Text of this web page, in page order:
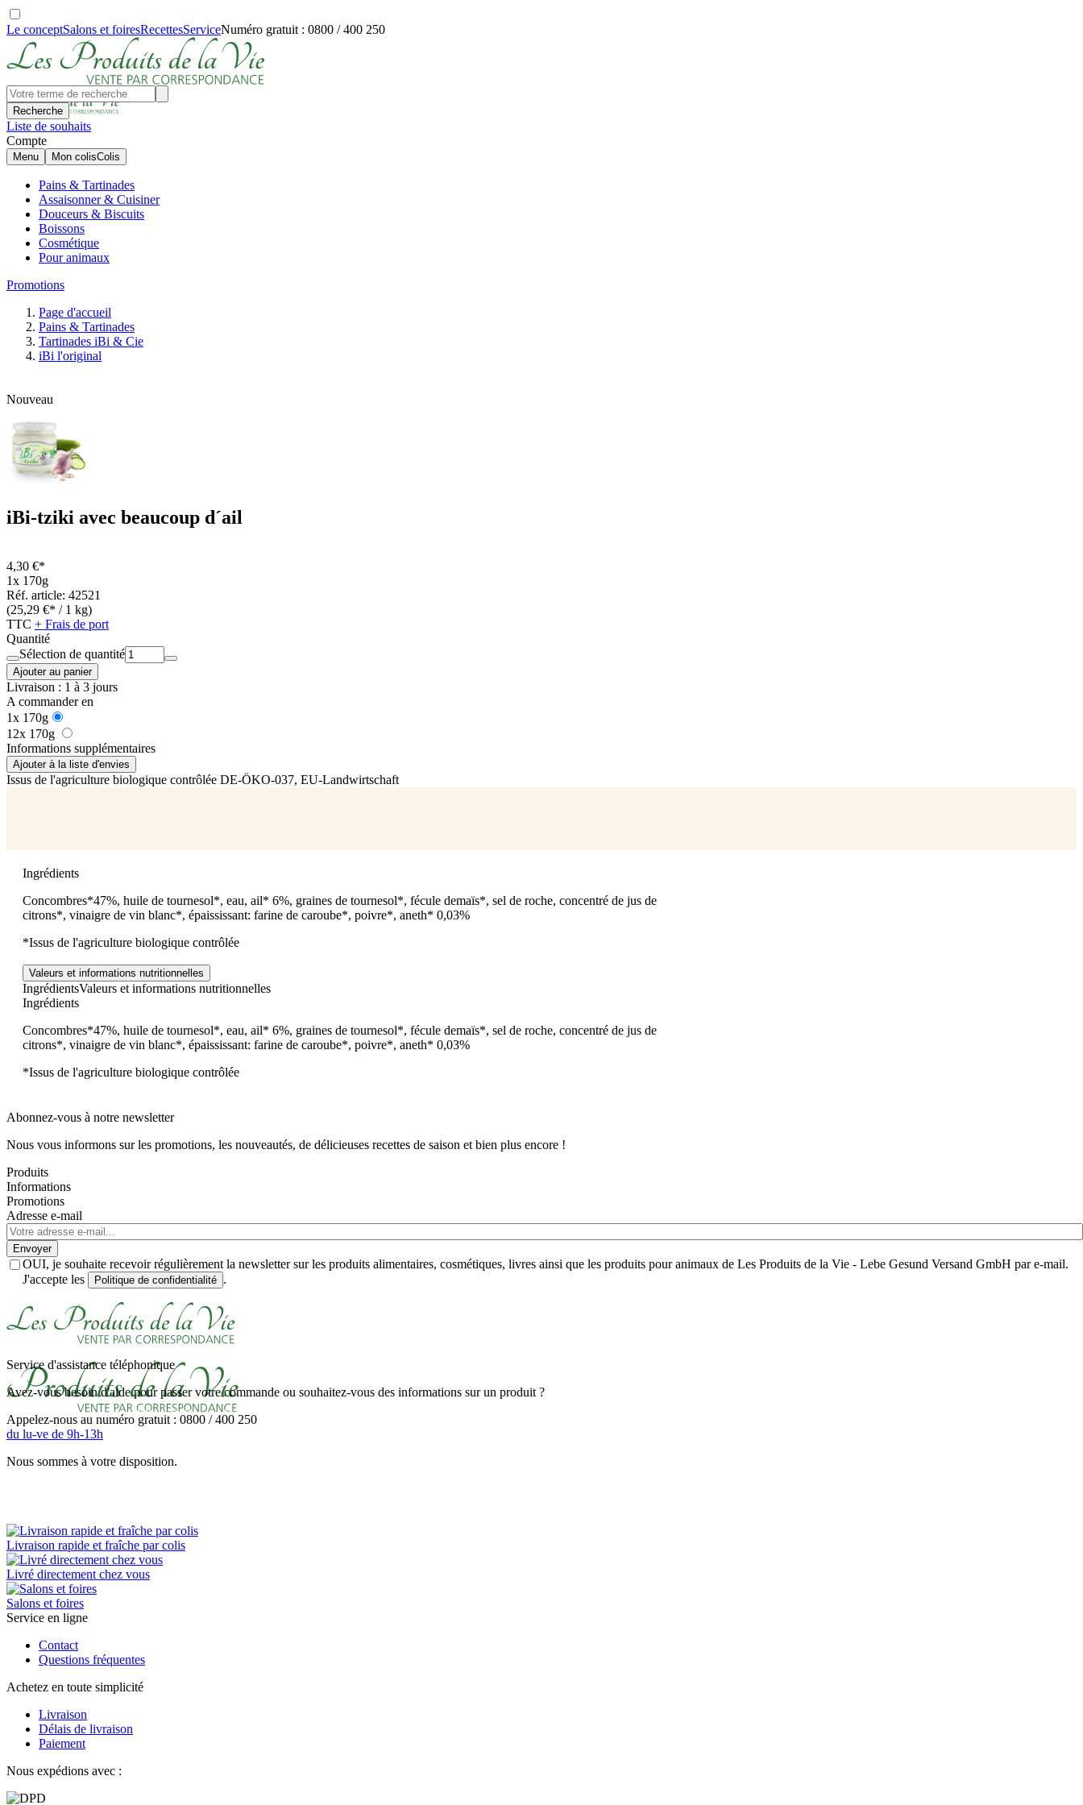
Le conceptSalons et foiresRecettesServiceNuméro gratuit : 0800 / 400 250
Recherche
Liste de souhaits
Compte
Menu Mon colisColis
Pains & Tartinades
Assaisonner & Cuisiner
Douceurs & Biscuits
Boissons
Cosmétique
Pour animaux
Promotions
Page d'accueil
Pains & Tartinades
Tartinades iBi & Cie
iBi l'original
Nouveau
iBi-tziki avec beaucoup d´ail
4,30 €*
1x 170g
Réf. article: 42521
(25,29 €* / 1 kg)
TTC + Frais de port
Quantité
Sélection de quantité
Ajouter au panier
Livraison : 1 à 3 jours
A commander en
1x 170g
12x 170g
Informations supplémentaires
Ajouter à la liste d'envies
Issus de l'agriculture biologique contrôlée DE-ÖKO-037, EU-Landwirtschaft
Ingrédients
Concombres*47%, huile de tournesol*, eau, ail* 6%, graines de tournesol*, fécule demaïs*, sel de roche, concentré de jus de
citrons*, vinaigre de vin blanc*, épaississant: farine de caroube*, poivre*, aneth* 0,03%
*Issus de l'agriculture biologique contrôlée
Valeurs et informations nutritionnelles
IngrédientsValeurs et informations nutritionnelles
Ingrédients
Concombres*47%, huile de tournesol*, eau, ail* 6%, graines de tournesol*, fécule demaïs*, sel de roche, concentré de jus de
citrons*, vinaigre de vin blanc*, épaississant: farine de caroube*, poivre*, aneth* 0,03%
*Issus de l'agriculture biologique contrôlée
Abonnez-vous à notre newsletter
Nous vous informons sur les promotions, les nouveautés, de délicieuses recettes de saison et bien plus encore !
Produits
Informations
Promotions
Adresse e-mail
Envoyer
OUI, je souhaite recevoir régulièrement la newsletter sur les produits alimentaires, cosmétiques, livres ainsi que les produits pour animaux de Les Produits de la Vie - Lebe Gesund Versand GmbH par e-mail.
J'accepte les
Politique de confidentialité .
Service d'assistance téléphonique
Avez-vous besoin d'aide pour passer votre commande ou souhaitez-vous des informations sur un produit ?
Appelez-nous au numéro gratuit : 0800 / 400 250
du lu-ve de 9h-13h
Nous sommes à votre disposition.
Livraison rapide et fraîche par colis
Livré directement chez vous
Salons et foires
Service en ligne
Contact
Questions fréquentes
Achetez en toute simplicité
Livraison
Délais de livraison
Paiement
Nous expédions avec :